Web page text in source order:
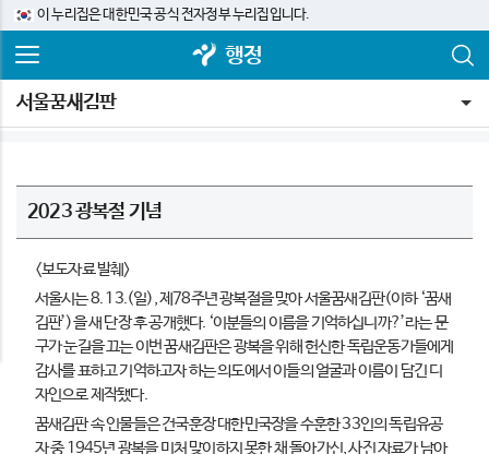
이 누리집은 대한민국 공식 전자정부 누리집입니다.
행정
서울꿈새김판
2023 광복절 기념
<보도자료 발췌>
서울시는 8. 13.(일), 제78주년 광복절을 맞아 서울꿈새김판(이하 ‘꿈새
김판’)을 새 단장 후 공개했다. ‘이분들의 이름을 기억하십니까?’라는 문
구가 눈길을 끄는 이번 꿈새김판은 광복을 위해 헌신한 독립운동가들에게
감사를 표하고 기억하고자 하는 의도에서 이들의 얼굴과 이름이 담긴 디
자인으로 제작됐다.
꿈새김판 속 인물들은 건국훈장 대한민국장을 수훈한 33인의 독립유공
자 중 1945년 광복을 미처 맞이하지 못한 채 돌아가신, 사진 자료가 남아